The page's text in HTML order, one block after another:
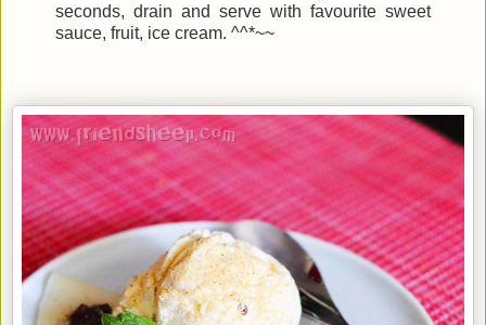
seconds, drain and serve with favourite sweet
sauce, fruit, ice cream. ^^*~~